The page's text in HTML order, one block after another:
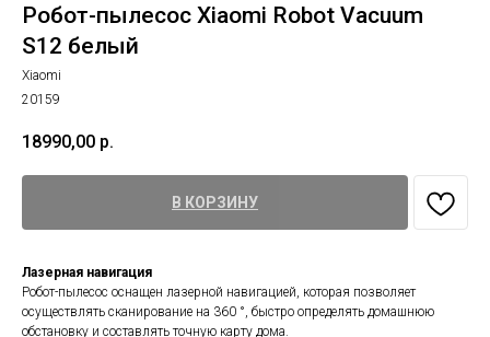
Робот-пылесос Xiaomi Robot Vacuum
S12 белый
Xiaomi
20159
18990,00 р.
В КОРЗИНУ
Лазерная навигация
Робот-пылесос оснащен лазерной навигацией, которая позволяет
осуществлять сканирование на 360 °, быстро определять домашнюю
обстановку и составлять точную карту дома.